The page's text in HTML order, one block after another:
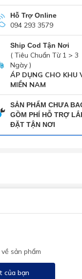
Hỗ Trợ Online
094 293 3579
Ship Cod Tận Nơi
( Tiêu Chuẩn Từ 1 > 3
Ngày )
ÁP DỤNG CHO KHU
MIỀN NAM
SẢN PHẨM CHƯA
GỒM PHÍ HỖ TRỢ
ĐẶT TẬN NƠI
sản phẩm
của bạn